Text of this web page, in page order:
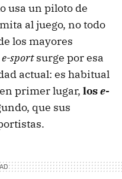
usa un piloto de
al juego, no todo
los mayores
e-sportsurge por esa
actual: es habitual
primer lugar, lose-
que sus